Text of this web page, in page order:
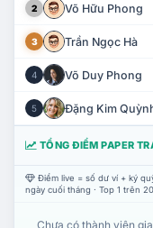
2 Võ Hữu Phong
3 Trần Ngọc Hà
4 Võ Duy Phong
5 Đặng Kim
TỔNG ĐIỂM PAPER
Điểm live = số dư ví + ký
ngày cuối tháng · Top 1 trên
Chưa có thành viên